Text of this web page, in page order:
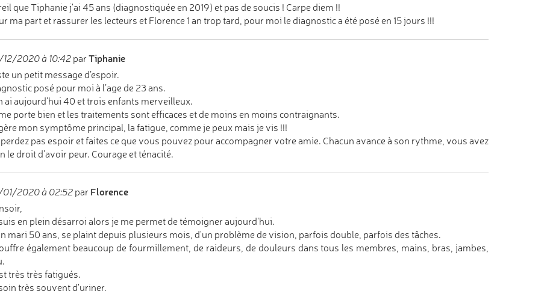
que Tiphanie j'ai 45 ans (diagnostiquée en 2019) et pas de soucis ! Carpe diem !!
ma part et rassurer les lecteurs et Florence 1 an trop tard, pour moi le diagnostic a été posé en 15 jours !!!
2020 à 10:42par Tiphanie
un petit message d’espoir.
posé pour moi à l’age de 23 ans.
ai aujourd’hui 40 et trois enfants merveilleux.
porte bien et les traitements sont efficaces et de moins en moins contraignants.
mon symptôme principal, la fatigue, comme je peux mais je vis !!!
perdez pas espoir et faites ce que vous pouvez pour accompagner votre amie. Chacun avance à son rythme, vous avez
le droit d’avoir peur. Courage et ténacité.
2020 à 02:52par Florence
en plein désarroi alors je me permet de témoigner aujourd'hui.
mari 50 ans, se plaint depuis plusieurs mois, d'un problème de vision, parfois double, parfois des tâches.
également beaucoup de fourmillement, de raideurs, de douleurs dans tous les membres, mains, bras, jambes,
très très fatigués.
très souvent d'uriner.